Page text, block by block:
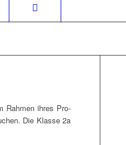
Rah­men ihres Pro­
Die Klas­se 2a